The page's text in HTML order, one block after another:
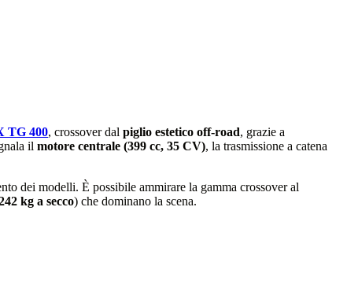
TG 400, crossover dal piglio estetico off-road, grazie a
il motore centrale (399 cc, 35 CV), la trasmissione a catena
dei modelli. È possibile ammirare la gamma crossover al
kg a secco) che dominano la scena.